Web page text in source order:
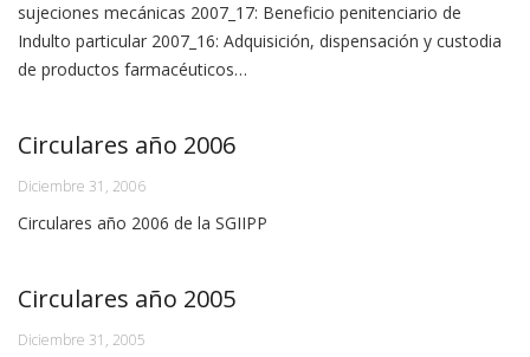
sujeciones mecánicas 2007_17: Beneficio penitenciario de
Indulto particular 2007_16: Adquisición, dispensación y custodia
de productos farmacéuticos…
Circulares año 2006
Diciembre 31, 2006
Circulares año 2006 de la SGIIPP
Circulares año 2005
Diciembre 31, 2005